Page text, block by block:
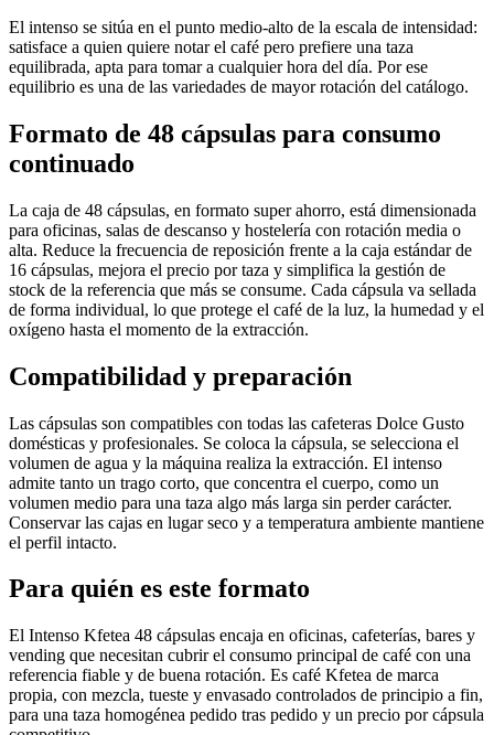
El intenso se sitúa en el punto medio-alto de la escala de intensidad:
satisface a quien quiere notar el café pero prefiere una taza
equilibrada, apta para tomar a cualquier hora del día. Por ese
equilibrio es una de las variedades de mayor rotación del catálogo.
Formato de 48 cápsulas para consumo
continuado
La caja de 48 cápsulas, en formato super ahorro, está dimensionada
para oficinas, salas de descanso y hostelería con rotación media o
alta. Reduce la frecuencia de reposición frente a la caja estándar de
16 cápsulas, mejora el precio por taza y simplifica la gestión de
stock de la referencia que más se consume. Cada cápsula va sellada
de forma individual, lo que protege el café de la luz, la humedad y el
oxígeno hasta el momento de la extracción.
Compatibilidad y preparación
Las cápsulas son compatibles con todas las cafeteras Dolce Gusto
domésticas y profesionales. Se coloca la cápsula, se selecciona el
volumen de agua y la máquina realiza la extracción. El intenso
admite tanto un trago corto, que concentra el cuerpo, como un
volumen medio para una taza algo más larga sin perder carácter.
Conservar las cajas en lugar seco y a temperatura ambiente mantiene
el perfil intacto.
Para quién es este formato
El Intenso Kfetea 48 cápsulas encaja en oficinas, cafeterías, bares y
vending que necesitan cubrir el consumo principal de café con una
referencia fiable y de buena rotación. Es café Kfetea de marca
propia, con mezcla, tueste y envasado controlados de principio a fin,
para una taza homogénea pedido tras pedido y un precio por cápsula